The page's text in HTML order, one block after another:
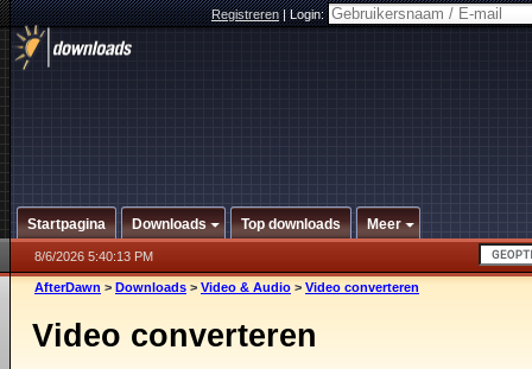
Registreren|Login:
Startpagina Downloads Top downloads Meer
8/6/2026 5:40:13 PM
AfterDawn > Downloads > Video & Audio > Video converteren
Video converteren